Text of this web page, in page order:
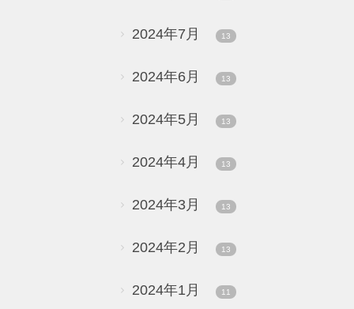
2024年7月 13
2024年6月 13
2024年5月 13
2024年4月 13
2024年3月 13
2024年2月 13
2024年1月 11